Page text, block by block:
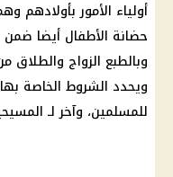
أولياء الأمور بأولادهم
حضانة الأطفال أيضا
وبالطبع الزواج والطلاق
ويحدد الشروط الخاصة
للمسلمين، وآخر لـ